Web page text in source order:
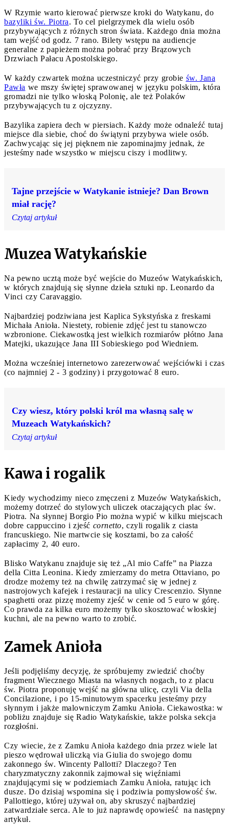
W Rzymie warto kierować pierwsze kroki do Watykanu, do
bazyliki św. Piotra. To cel pielgrzymek dla wielu osób
przybywających z różnych stron świata. Każdego dnia można
tam wejść od godz. 7 rano. Bilety wstępu na audiencje
generalne z papieżem można pobrać przy Brązowych
Drzwiach Pałacu Apostolskiego.
W każdy czwartek można uczestniczyć przy grobie św. Jana
Pawła we mszy świętej sprawowanej w języku polskim, która
gromadzi nie tylko włoską Polonię, ale też Polaków
przybywających tu z ojczyzny.
Bazylika zapiera dech w piersiach. Każdy może odnaleźć tutaj
miejsce dla siebie, choć do świątyni przybywa wiele osób.
Zachwycając się jej pięknem nie zapominajmy jednak, że
jesteśmy nade wszystko w miejscu ciszy i modlitwy.
Tajne przejście w Watykanie istnieje? Dan Brown
miał rację?
Czytaj artykuł
Muzea Watykańskie
Na pewno ucztą może być wejście do Muzeów Watykańskich,
w których znajdują się słynne dzieła sztuki np. Leonardo da
Vinci czy Caravaggio.
Najbardziej podziwiana jest Kaplica Sykstyńska z freskami
Michała Anioła. Niestety, robienie zdjęć jest tu stanowczo
wzbronione. Ciekawostką jest wielkich rozmiarów płótno Jana
Matejki, ukazujące Jana III Sobieskiego pod Wiedniem.
Można wcześniej internetowo zarezerwować wejściówki i czas
(co najmniej 2 - 3 godziny) i przygotować 8 euro.
Czy wiesz, który polski król ma własną salę w
Muzeach Watykańskich?
Czytaj artykuł
Kawa i rogalik
Kiedy wychodzimy nieco zmęczeni z Muzeów Watykańskich,
możemy dotrzeć do stylowych uliczek otaczających plac św.
Piotra. Na słynnej Borgio Pio można wypić w kilku miejscach
dobre cappuccino i zjeść cornetto, czyli rogalik z ciasta
francuskiego. Nie martwcie się kosztami, bo za całość
zapłacimy 2, 40 euro.
Blisko Watykanu znajduje się też „Al mio Caffe” na Piazza
della Citta Leonina. Kiedy zmierzamy do metra Ottaviano, po
drodze możemy też na chwilę zatrzymać się w jednej z
nastrojowych kafejek i restauracji na ulicy Crescenzio. Słynne
spaghetti oraz pizzę możemy zjeść w cenie od 5 euro w górę.
Co prawda za kilka euro możemy tylko skosztować włoskiej
kuchni, ale na pewno warto to zrobić.
Zamek Anioła
Jeśli podjęliśmy decyzję, że spróbujemy zwiedzić choćby
fragment Wiecznego Miasta na własnych nogach, to z placu
św. Piotra proponuję wejść na główna ulicę, czyli Via della
Concilazione, i po 15-minutowym spacerku jesteśmy przy
słynnym i jakże malowniczym Zamku Anioła. Ciekawostka: w
pobliżu znajduje się Radio Watykańskie, także polska sekcja
rozgłośni.
Czy wiecie, że z Zamku Anioła każdego dnia przez wiele lat
pieszo wędrował uliczką via Giulia do swojego domu
zakonnego św. Wincenty Pallotti? Dlaczego? Ten
charyzmatyczny zakonnik zajmował się więźniami
znajdującymi się w podziemiach Zamku Anioła, ratując ich
dusze. Do dzisiaj wspomina się i podziwia pomysłowość św.
Pallottiego, której używał on, aby skruszyć najbardziej
zatwardziałe serca. Ale to już naprawdę opowieść na następny
artykuł.